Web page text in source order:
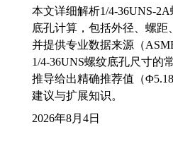
本文详细解析1/4-36UNS-
底孔计算，包括外径、螺距
并提供专业数据来源（
1/4-36UNS螺纹底孔尺寸的
推导给出精确推荐值（
建议与扩展知识。
2026年8月4日